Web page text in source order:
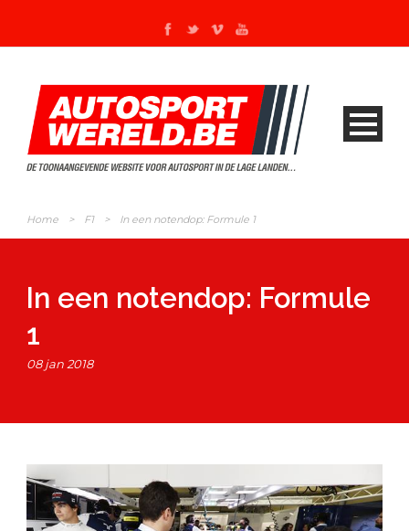
Home > F1 > In een notendop: Formule 1
In een notendop: Formule
1
08 jan 2018